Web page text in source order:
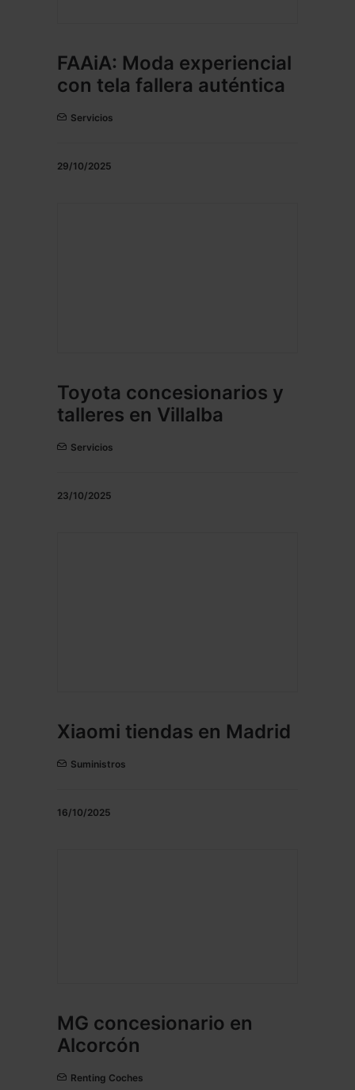
FAAiA: Moda experiencial
con tela fallera auténtica
Servicios
29/10/2025
Toyota concesionarios y
talleres en Villalba
Servicios
23/10/2025
Xiaomi tiendas en Madrid
Suministros
16/10/2025
MG concesionario en
Alcorcón
Renting Coches